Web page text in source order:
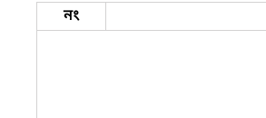
নং